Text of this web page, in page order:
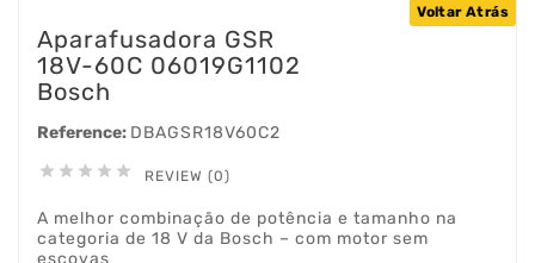
Voltar Atrás
Aparafusadora GSR
18V-60C 06019G1102
Bosch
Reference: DBAGSR18V60C2
     REVIEW (0)
A melhor combinação de potência e tamanho na
categoria de 18 V da Bosch – com motor sem
escovas